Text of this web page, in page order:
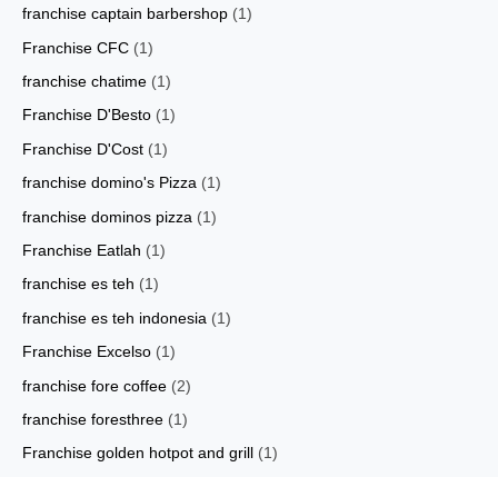
franchise captain barbershop (1)
Franchise CFC (1)
franchise chatime (1)
Franchise D'Besto (1)
Franchise D'Cost (1)
franchise domino's Pizza (1)
franchise dominos pizza (1)
Franchise Eatlah (1)
franchise es teh (1)
franchise es teh indonesia (1)
Franchise Excelso (1)
franchise fore coffee (2)
franchise foresthree (1)
Franchise golden hotpot and grill (1)